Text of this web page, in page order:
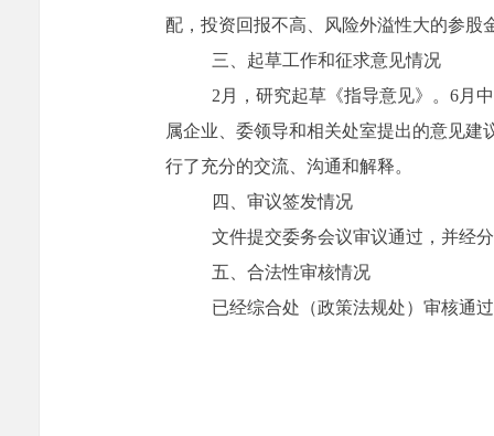
配，投资回报不高、风险外溢性大的参股
三、起草工作和征求意见情况
2 月，研究起草《指导意见》。 6月
属企业、委领导和相关处室提出的意见
行了充分的交流、沟通和解释。
四、审议签发情况
文件提交委务会议审议通过，并经
五、合法性审核情况
已经综合处（政策法规处）审核通